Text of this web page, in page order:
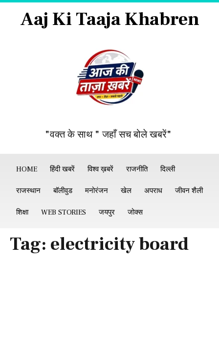
Aaj Ki Taaja Khabren
"वक्त के साथ " जहाँ सच बोले खबरें"
HOME हिंदी खबरें विश्व ख़बरें राजनीति दिल्ली
राजस्थान बॉलीवुड मनोरंजन खेल अपराध जीवन शैली
शिक्षा WEB STORIES जयपुर जोक्स
Tag: electricity board